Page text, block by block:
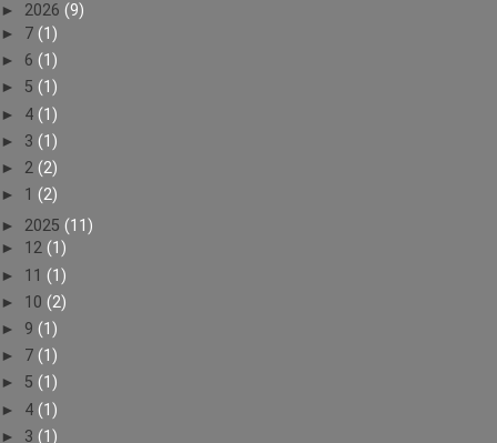
► 2026 (9)
► 7 (1)
► 6 (1)
► 5 (1)
► 4 (1)
► 3 (1)
► 2 (2)
► 1 (2)
► 2025 (11)
► 12 (1)
► 11 (1)
► 10 (2)
► 9 (1)
► 7 (1)
► 5 (1)
► 4 (1)
► 3 (1)